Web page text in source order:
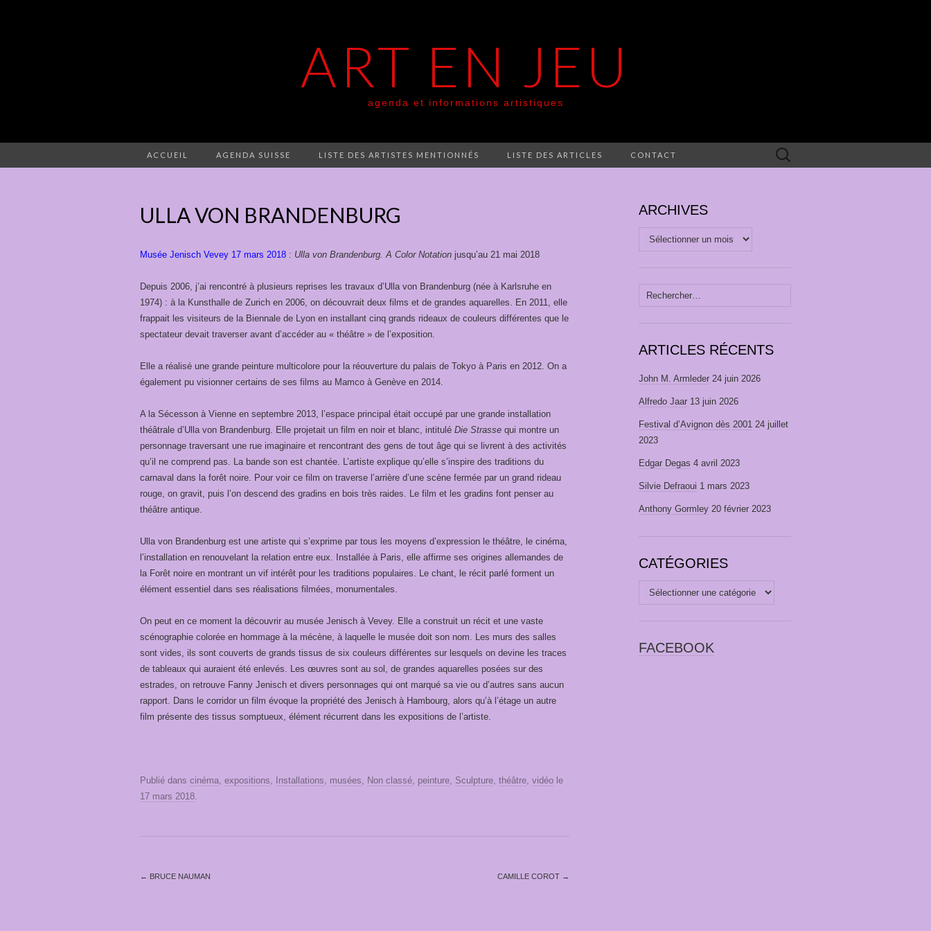
ART EN JEU
agenda et informations artistiques
ACCUEIL AGENDA SUISSE LISTE DES ARTISTES MENTIONNÉS LISTE DES ARTICLES CONTACT Rechercher :
ULLA VON BRANDENBURG
Musée Jenisch Vevey 17 mars 2018 : Ulla von Brandenburg. A Color Notation jusqu’au 21 mai 2018
Depuis 2006, j’ai rencontré à plusieurs reprises les travaux d’Ulla von Brandenburg (née à Karlsruhe en
1974) : à la Kunsthalle de Zurich en 2006, on découvrait deux films et de grandes aquarelles. En 2011, elle
frappait les visiteurs de la Biennale de Lyon en installant cinq grands rideaux de couleurs différentes que le
spectateur devait traverser avant d’accéder au « théâtre » de l’exposition.
Elle a réalisé une grande peinture multicolore pour la réouverture du palais de Tokyo à Paris en 2012. On a
également pu visionner certains de ses films au Mamco à Genève en 2014.
A la Sécesson à Vienne en septembre 2013, l’espace principal était occupé par une grande installation
théâtrale d’Ulla von Brandenburg. Elle projetait un film en noir et blanc, intitulé Die Strasse qui montre un
personnage traversant une rue imaginaire et rencontrant des gens de tout âge qui se livrent à des activités
qu’il ne comprend pas. La bande son est chantée. L’artiste explique qu’elle s’inspire des traditions du
carnaval dans la forêt noire. Pour voir ce film on traverse l’arrière d’une scène fermée par un grand rideau
rouge, on gravit, puis l’on descend des gradins en bois très raides. Le film et les gradins font penser au
théâtre antique.
Ulla von Brandenburg est une artiste qui s’exprime par tous les moyens d’expression le théâtre, le cinéma,
l’installation en renouvelant la relation entre eux. Installée à Paris, elle affirme ses origines allemandes de
la Forêt noire en montrant un vif intérêt pour les traditions populaires. Le chant, le récit parlé forment un
élément essentiel dans ses réalisations filmées, monumentales.
On peut en ce moment la découvrir au musée Jenisch à Vevey. Elle a construit un récit et une vaste
scénographie colorée en hommage à la mécène, à laquelle le musée doit son nom. Les murs des salles
sont vides, ils sont couverts de grands tissus de six couleurs différentes sur lesquels on devine les traces
de tableaux qui auraient été enlevés. Les œuvres sont au sol, de grandes aquarelles posées sur des
estrades, on retrouve Fanny Jenisch et divers personnages qui ont marqué sa vie ou d’autres sans aucun
rapport. Dans le corridor un film évoque la propriété des Jenisch à Hambourg, alors qu’à l’étage un autre
film présente des tissus somptueux, élément récurrent dans les expositions de l’artiste.
Publié dans cinéma, expositions, Installations, musées, Non classé, peinture, Sculpture, théâtre, vidéo le
17 mars 2018.
← BRUCE NAUMAN CAMILLE COROT →
ARCHIVES
Archives
Rechercher :
ARTICLES RÉCENTS
John M. Armleder 24 juin 2026
Alfredo Jaar 13 juin 2026
Festival d’Avignon dès 2001 24 juillet
2023
Edgar Degas 4 avril 2023
Silvie Defraoui 1 mars 2023
Anthony Gormley 20 février 2023
CATÉGORIES
Catégories
FACEBOOK